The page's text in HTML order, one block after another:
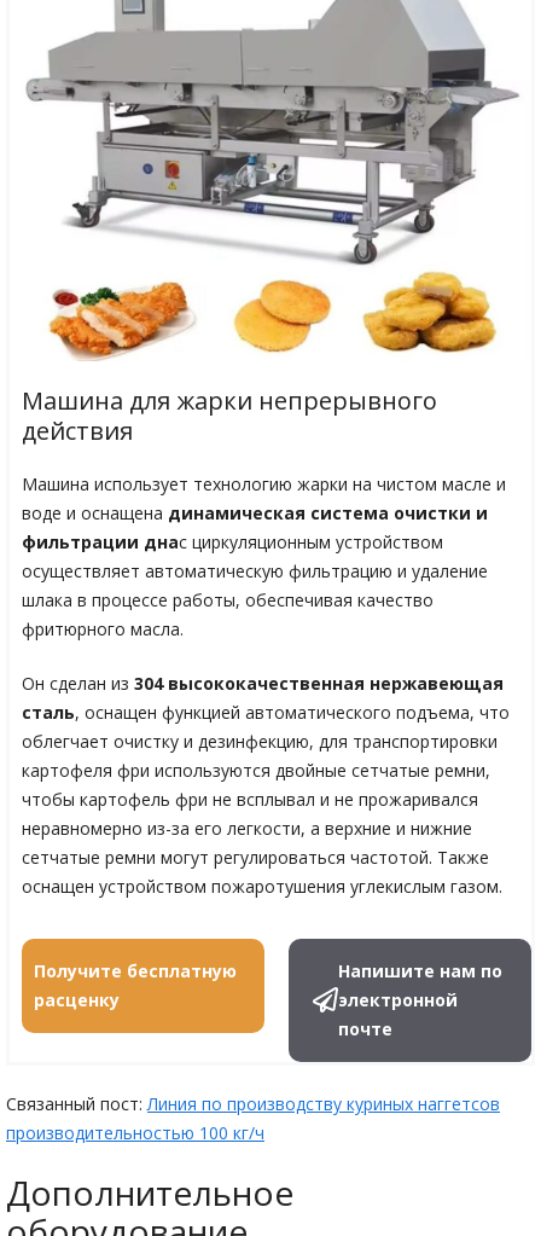
Машина для жарки непрерывного
действия
Машина использует технологию жарки на чистом масле и
воде и оснащена динамическая система очистки и
фильтрации днас циркуляционным устройством
осуществляет автоматическую фильтрацию и удаление
шлака в процессе работы, обеспечивая качество
фритюрного масла.
Он сделан из 304 высококачественная нержавеющая
сталь, оснащен функцией автоматического подъема, что
облегчает очистку и дезинфекцию, для транспортировки
картофеля фри используются двойные сетчатые ремни,
чтобы картофель фри не всплывал и не прожаривался
неравномерно из-за его легкости, а верхние и нижние
сетчатые ремни могут регулироваться частотой. Также
оснащен устройством пожаротушения углекислым газом.
Получите бесплатную
расценку
Напишите нам по
электронной
почте
Связанный пост:Линия по производству куриных наггетсов
производительностью 100 кг/ч
Дополнительное